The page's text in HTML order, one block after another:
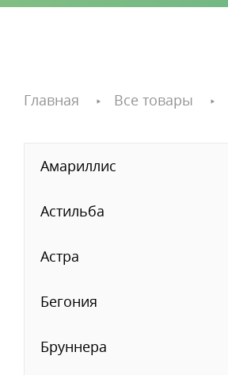
Главная Все товары
Амариллис
Астильба
Астра
Бегония
Бруннера